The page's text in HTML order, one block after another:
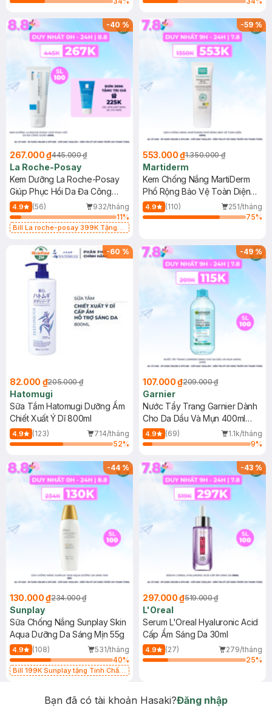
-40%
267.000 ₫445.000 ₫
La Roche-Posay
Kem Dưỡng La Roche-Posay
Giúp Phục Hồi Da Đa Công
Dụng 40ml
4.9 (56)
932/tháng
11%
Bill La roche-posay 399K Tặng
(SL có hạn)
-59%
553.000 ₫1.350.000 ₫
Martiderm
Kem Chống Nắng MartiDerm
Phổ Rộng Bảo Vệ Toàn Diện
40ml
4.9 (110)
251/tháng
75%
-60 %
82.000 ₫205.000 ₫
Hatomugi
Sữa Tắm Hatomugi Dưỡng Ẩm
Chiết Xuất Ý Dĩ 800ml
4.9 (123)
714/tháng
52%
-49%
107.000 ₫209.000 ₫
Garnier
Nước Tẩy Trang Garnier Dành
Cho Da Dầu Và Mụn 400ml
(Mới)
4.9 (69)
1.1k/tháng
9%
-44%
130.000 ₫234.000 ₫
Sunplay
Sữa Chống Nắng Sunplay Skin
Aqua Dưỡng Da Sáng Mịn 55g
4.9 (108)
531/tháng
40%
Bill 199K Sunplay tặng Tinh Chất
-43%
297.000 ₫519.000 ₫
L'Oreal
Serum L'Oreal Hyaluronic Acid
Cấp Ẩm Sáng Da 30ml
4.9 (27)
279/tháng
25%
Bạn đã có tài khoản Hasaki?Đăng nhập